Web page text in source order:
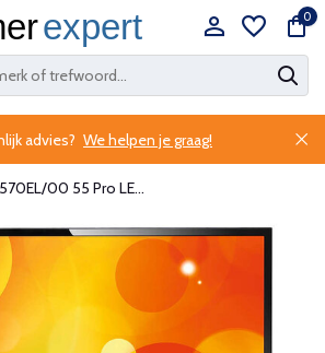
0
advies? We helpen je graag!
00 55 Pro LE...